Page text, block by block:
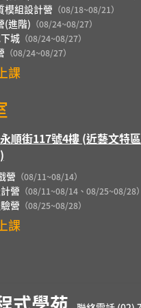
模組設計營 （08/18~08/21）
(進階) （08/24~08/27）
城（08/24~08/27）
（08/24~08/27）
課
順街117號4樓 (近藝文特區
營 （08/11~08/14）
營 （08/11~08/14、08/25~08/28）
營 （08/25~08/28）
課